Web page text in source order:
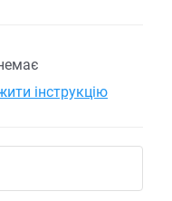
інструкцію